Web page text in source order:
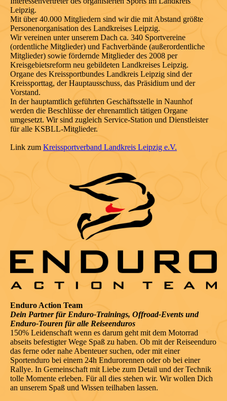
Leipzig.
Mit über 40.000 Mitgliedern sind wir die mit Abstand größte
Personenorganisation des Landkreises Leipzig.
Wir vereinen unter unserem Dach ca. 340 Sportvereine
(ordentliche Mitglieder) und Fachverbände (außerordentliche
Mitglieder) sowie fördernde Mitglieder des 2008 per
Kreisgebietsreform neu gebildeten Landkreises Leipzig.
Organe des Kreissportbundes Landkreis Leipzig sind der
Kreissporttag, der Hauptausschuss, das Präsidium und der
Vorstand.
In der hauptamtlich geführten Geschäftsstelle in Naunhof
werden die Beschlüsse der ehrenamtlich tätigen Organe
umgesetzt. Wir sind zugleich Service-Station und Dienstleister
für alle KSBLL-Mitglieder.
Link zum Kreissportverband Landkreis Leipzig e.V.
Enduro Action Team
Dein Partner für Enduro-Trainings, Offroad-Events und
Enduro-Touren für alle Reiseenduros
150% Leidenschaft wenn es darum geht mit dem Motorrad
abseits befestigter Wege Spaß zu haben. Ob mit der Reiseenduro
das ferne oder nahe Abenteuer suchen, oder mit einer
Sportenduro bei einem 24h Endurorennen oder ob bei einer
Rallye. In Gemeinschaft mit Liebe zum Detail und der Technik
tolle Momente erleben. Für all dies stehen wir. Wir wollen Dich
an unserem Spaß und Wissen teilhaben lassen.